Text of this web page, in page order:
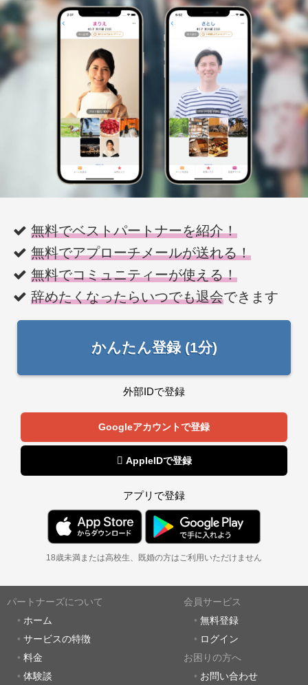
無料でベストパートナーを紹介！
無料でアプローチメールが送れる！
無料でコミュニティーが使える！
辞めたくなったらいつでも退会できます
かんたん登録 (1分)
外部IDで登録
Googleアカウントで登録
 AppleIDで登録
アプリで登録
18歳未満または高校生、既婚の方はご利用いただけません
パートナーズについて
ホーム
サービスの特徴
料金
体験談
会員サービス
無料登録
ログイン
お困りの方へ
お問い合わせ